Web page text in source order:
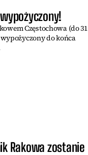
Częstochowa (do 31
do końca
Rakowa zostanie